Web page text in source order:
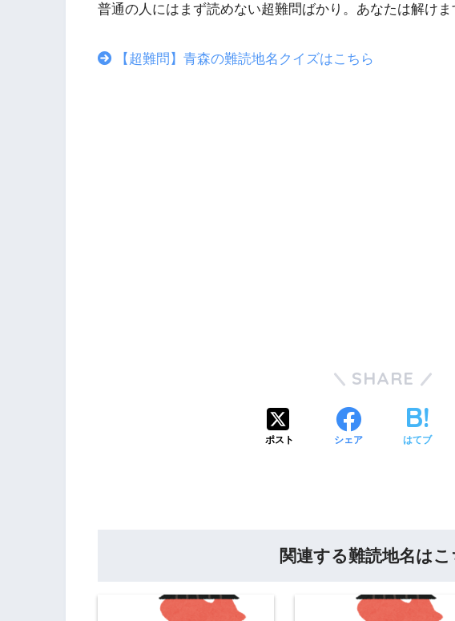
普通の人にはまず読めない超難問ばかり。あなたは解け
【超難問】青森の難読地名クイズはこちら
SHARE
ポスト シェア はてブ
関連する難読地名はこ